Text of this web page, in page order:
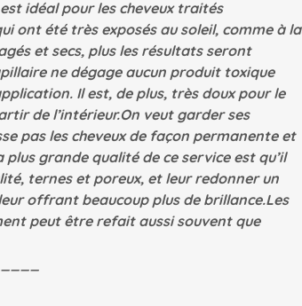
idéal pour les cheveux traités
ont été très exposés au soleil, comme à la
et secs, plus les résultats seront
ne dégage aucun produit toxique
Il est, de plus, très doux pour le
de l’intérieur.On veut garder ses
pas les cheveux de façon permanente et
grande qualité de ce service est qu’il
ternes et poreux, et leur redonner un
offrant beaucoup plus de brillance.Les
peut être refait aussi souvent que